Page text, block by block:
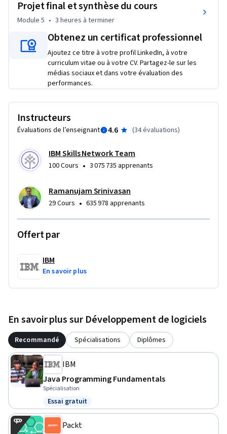
Si vous souhaitez ajouter Java à votre CV et acquérir une
expérience professionnelle dont vous pourrez parler lors
d'entretiens, inscrivez-vous dès aujourd'hui et multipliez les
opportunités de carrière en un mois seulement !
Projet final et synthèse du cours
Module 5 • 3 heures à terminer
Obtenez un certificat professionnel
Ajoutez ce titre à votre profil LinkedIn, à votre
curriculum vitae ou à votre CV. Partagez-le sur les
médias sociaux et dans votre évaluation des
performances.
Instructeurs
Évaluations de l’enseignant 4.6 (34 évaluations)
IBM Skills Network Team
100 Cours • 3 075 735 apprenants
Ramanujam Srinivasan
29 Cours • 635 978 apprenants
Offert par
IBM
En savoir plus
En savoir plus sur Développement de logiciels
Recommandé Spécialisations Diplômes
IBM
Java Programming Fundamentals
Spécialisation
Statut : Essai gratuit
Essai gratuit
Packt